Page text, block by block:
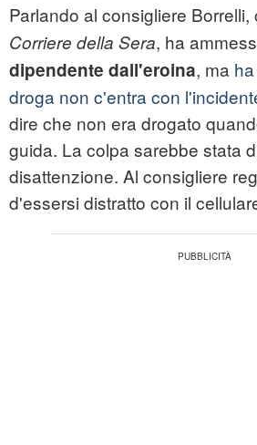
Parlando al consigliere Borrelli,
Corriere della Sera, ha
dipendente dall'eroina, ma
droga non c'entra con
dire che non era drogato
guida. La colpa sarebbe stata
disattenzione. Al consigliere
d'essersi distratto con il